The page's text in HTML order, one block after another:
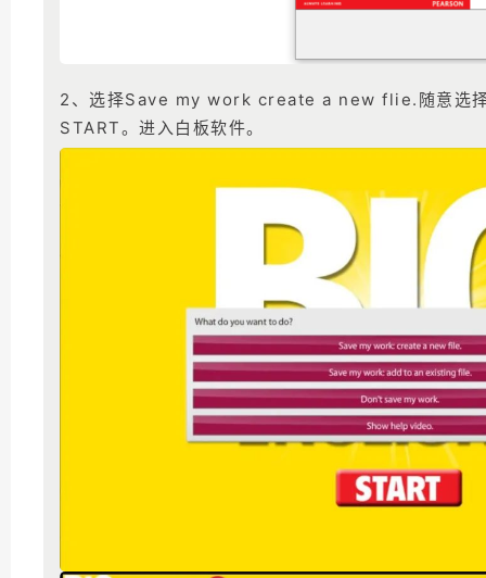
2、选择Save my work create a new flie.随意选择
START。进入白板软件。